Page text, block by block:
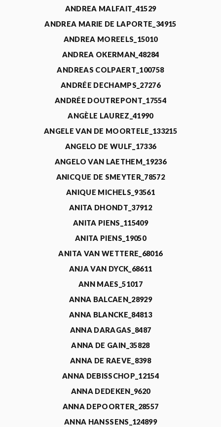
ANDREA MALFAIT_41529
ANDREA MARIE DE LAPORTE_34915
ANDREA MOREELS_15010
ANDREA OKERMAN_48284
ANDREAS COLPAERT_100758
ANDRÉE DECHAMPS_27276
ANDRÉE DOUTREPONT_17554
ANGÈLE LAUREZ_41990
ANGELE VAN DE MOORTELE_133215
ANGELO DE WULF_17336
ANGELO VAN LAETHEM_19236
ANICQUE DE SMEYTER_78572
ANIQUE MICHELS_93561
ANITA DHONDT_37912
ANITA PIENS_115409
ANITA PIENS_19050
ANITA VAN WETTERE_68016
ANJA VAN DYCK_68611
ANN MAES_51017
ANNA BALCAEN_28929
ANNA BLANCKE_84813
ANNA DARAGAS_8487
ANNA DE GAIN_35828
ANNA DE RAEVE_8398
ANNA DEBISSCHOP_12154
ANNA DEDEKEN_9620
ANNA DEPOORTER_28557
ANNA HANSSENS_124899